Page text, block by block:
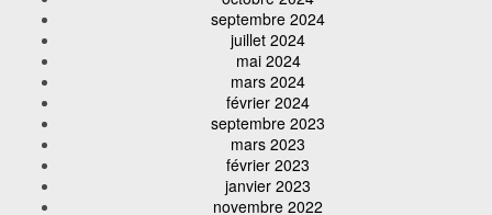
septembre 2024
juillet 2024
mai 2024
mars 2024
février 2024
septembre 2023
mars 2023
février 2023
janvier 2023
novembre 2022